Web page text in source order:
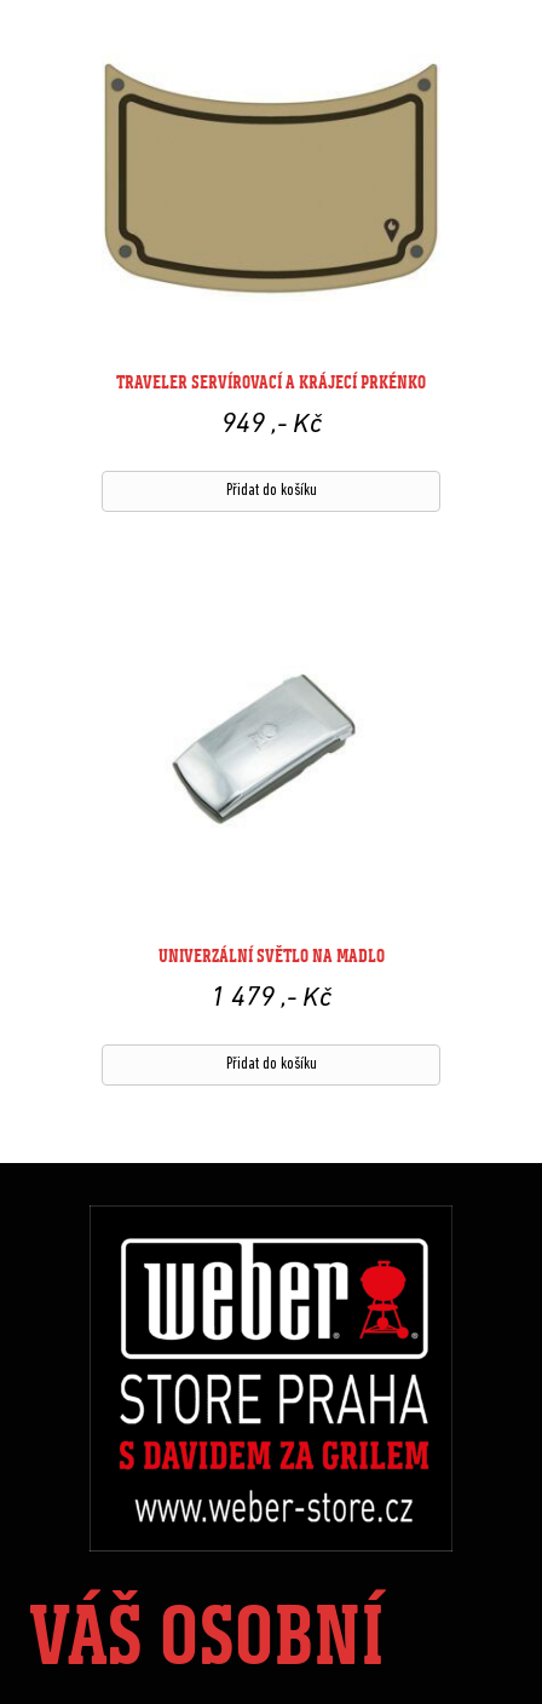
TRAVELER SERVÍROVACÍ A KRÁJECÍ PRKÉNKO
949 ,- Kč
Přidat do košíku
UNIVERZÁLNÍ SVĚTLO NA MADLO
1 479 ,- Kč
Přidat do košíku
VÁŠ OSOBNÍ